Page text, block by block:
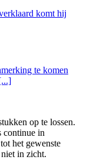
komt hij
te komen
op te lossen.
continue in
het gewenste
in zicht.